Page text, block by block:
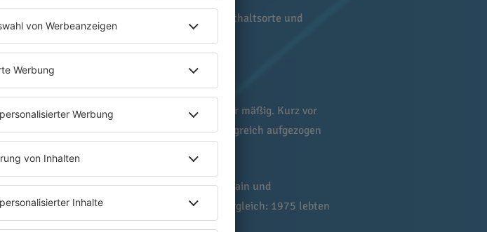
ausgestattet. Interessierte können so Aufenthaltsorte und
der Fachleute im Aufwind – wenn auch nur mäßig. Kurz vor
im Schnitt im vergangenen Jahr erfolgreich aufgezogen
Opitz haben dieses Jahr zwischen Rhein, Main und
aufgezogen», hieß es damals. Zum Vergleich: 1975 lebten